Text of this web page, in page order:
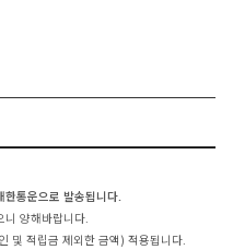
통운으로 발송됩니다.
니 양해바랍니다.
및 적립금 제외한 금액) 적용됩니다.